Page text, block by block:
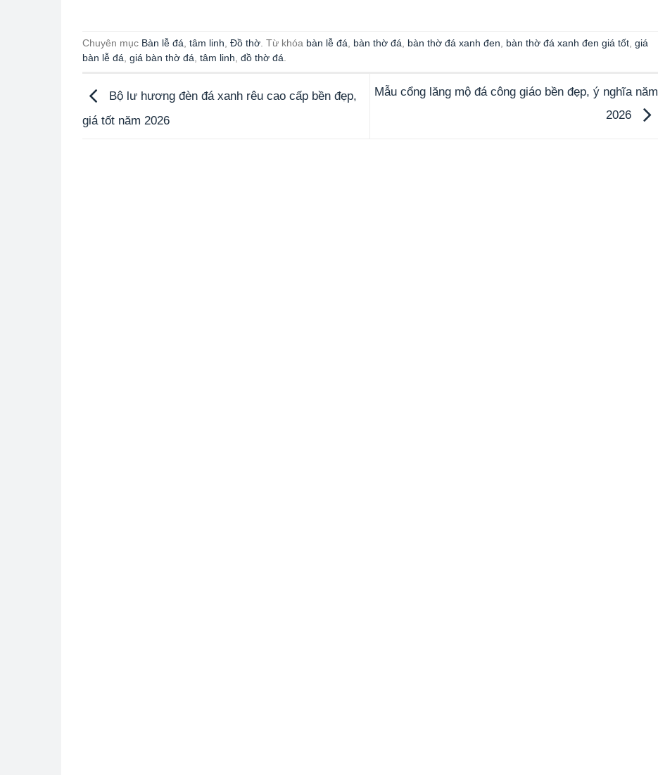
Chuyên mục Bàn lễ đá, tâm linh, Đồ thờ. Từ khóa bàn lễ đá, bàn thờ đá, bàn thờ đá xanh đen, bàn thờ đá xanh đen giá tốt, giá
bàn lễ đá, giá bàn thờ đá, tâm linh, đồ thờ đá.
Bộ lư hương đèn đá xanh rêu cao cấp bền đẹp,
giá tốt năm 2026
Mẫu cổng lăng mộ đá công giáo bền đẹp, ý nghĩa năm
2026